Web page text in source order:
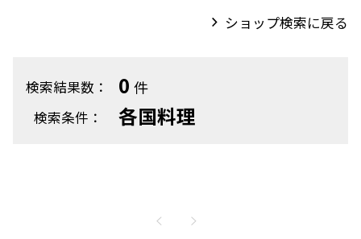
ショップ検索に戻る
検索結果数： 0件
検索条件： 各国料理